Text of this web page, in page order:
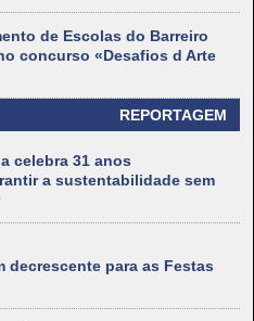
de Escolas do Barreiro
concurso «Desafios d Arte
REPORTAGEM
celebra 31 anos
a sustentabilidade sem
para as Festas